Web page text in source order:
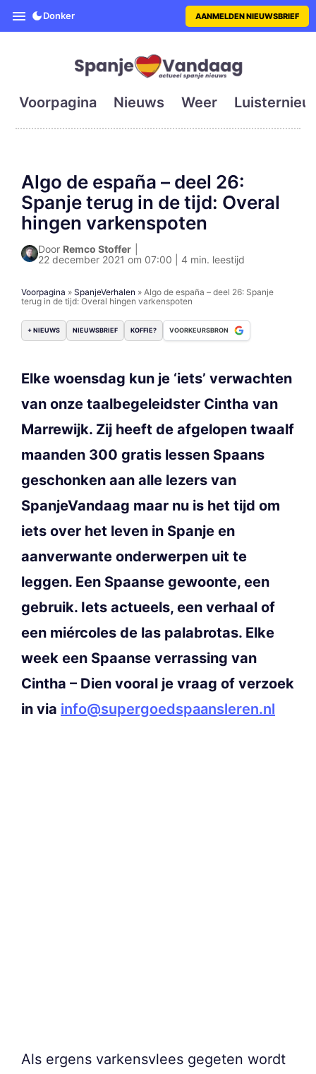
SpanjeVandaag is de eerste
Donker AANMELDEN NIEUWSBRIEF
Voorpagina Nieuws Weer
Algo de españa – deel 26:
Spanje terug in de tijd: Overal
hingen varkenspoten
Door Remco Stoffer
22 december 2021 om 07:00 | 4 min. leestijd
Voorpagina » SpanjeVerhalen » Algo de españa – deel 26: Spanje
terug in de tijd: Overal hingen varkenspoten
+ NIEUWS NIEUWSBRIEF KOFFIE? VOORKEURSBRON
Elke woensdag kun je ‘iets’ verwachten
van onze taalbegeleidster Cintha van
Marrewijk. Zij heeft de afgelopen twaalf
maanden 300 gratis lessen Spaans
geschonken aan alle lezers van
SpanjeVandaag maar nu is het tijd om
iets over het leven in Spanje en
aanverwante onderwerpen uit te
leggen. Een Spaanse gewoonte, een
gebruik. Iets actueels, een verhaal of
een miércoles de las palabrotas. Elke
week een Spaanse verrassing van
Cintha – Dien vooral je vraag of verzoek
in via info@supergoedspaansleren.nl
Als ergens varkensvlees gegeten wordt